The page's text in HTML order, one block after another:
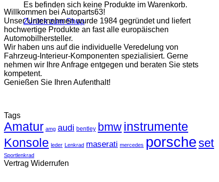
Es befinden sich keine Produkte im Warenkorb.
Zurück zum Shop
Willkommen bei Autoparts63!
Unser Unternehmen wurde 1984 gegründet und liefert
hochwertige Produkte an fast alle europäischen
Automobilhersteller.
Wir haben uns auf die individuelle Veredelung von
Fahrzeug-Interieur-Komponenten spezialisiert. Gerne
nehmen wir Ihre Anfrage entgegen und beraten Sie stets
kompetent.
Genießen Sie Ihren Aufenthalt!
Tags
Amatur amg audi bentley bmwinstrumente
Konsole leder Lenkrad maserati mercedes porsche set
Sportlenkrad
Vertrag Widerrufen